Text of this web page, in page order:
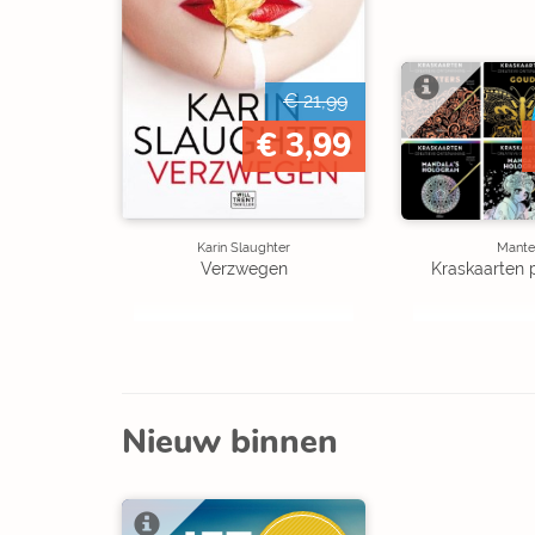
€ 21,99
€ 3,99
Karin Slaughter
Verzwegen Kraskaarten
Nieuw binnen